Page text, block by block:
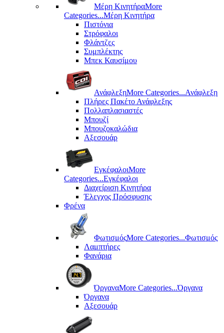
Μέρη KινητήραMore
Categories...Μέρη Kινητήρα
Πιστόνια
Στρόφαλοι
Φλάντζες
Συμπλέκτης
Μπεκ Καυσίμου
ΑνάφλεξηMore Categories...Ανάφλεξη
Πλήρες Πακέτο Ανάφλεξης
Πολλαπλασιαστές
Μπουζί
Μπουζοκαλώδια
Αξεσουάρ
ΕγκέφαλοιMore
Categories...Εγκέφαλοι
Διαχείριση Κινητήρα
Έλεγχος Πρόσφυσης
Φρένα
ΦωτισμόςMore Categories...Φωτισμός
Λαμπτήρες
Φανάρια
ΌργαναMore Categories...Όργανα
Όργανα
Αξεσουάρ